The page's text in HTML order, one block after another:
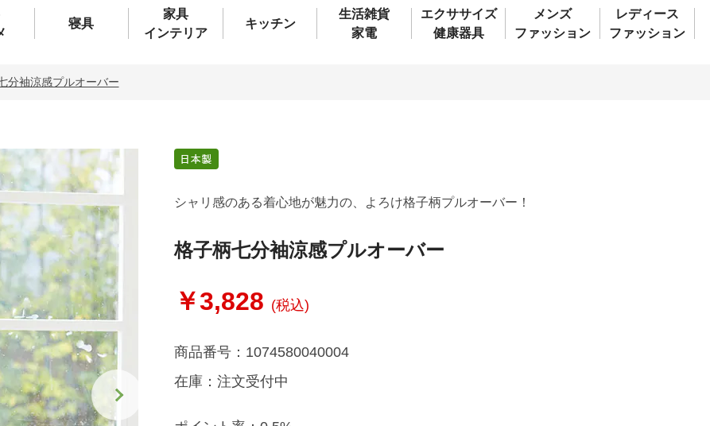
寝具
家具
インテリア
キッチン
生活雑貨
家電
エクササイズ
健康器具
メンズ
ファッション
レディース
ファッション
分袖涼感プルオーバー
シャリ感のある着心地が魅力の、よろけ格子柄プルオーバー！
格子柄七分袖涼感プルオーバー
￥3,828 (税込)
商品番号： 1074580040004
在庫： 注文受付中